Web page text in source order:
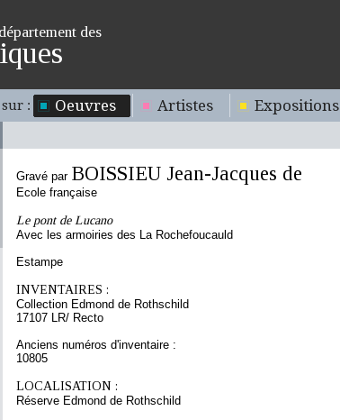
des
sur : Oeuvres Artistes Expositions
Gravé par BOISSIEU Jean-Jacques de
Ecole française
Le pont de Lucano
Avec les armoiries des La Rochefoucauld
Estampe
INVENTAIRES :
Collection Edmond de Rothschild
17107 LR/ Recto
Anciens numéros d'inventaire :
10805
LOCALISATION :
Réserve Edmond de Rothschild